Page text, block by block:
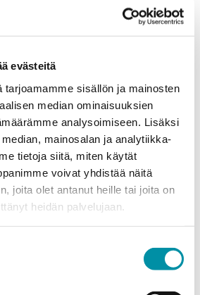
evästeitä
tarjoamamme sisällön ja mainosten
median ominaisuuksien
analysoimiseen. Lisäksi
mainosalan ja analytiikka-
tietoja siitä, miten käytät
voivat yhdistää näitä
joita olet antanut heille tai joita on
heidän palvelujaan.
profiles
25 mm end sections
Read more